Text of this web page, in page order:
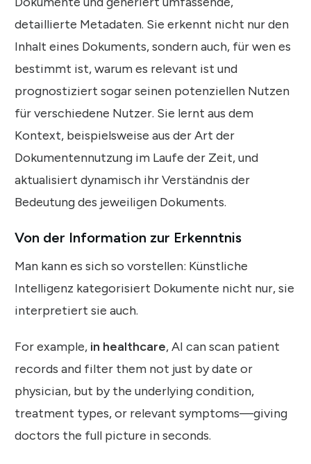
detaillierte Metadaten. Sie erkennt nicht nur den
Inhalt eines Dokuments, sondern auch, für wen es
bestimmt ist, warum es relevant ist und
prognostiziert sogar seinen potenziellen Nutzen
für verschiedene Nutzer. Sie lernt aus dem
Kontext, beispielsweise aus der Art der
Dokumentennutzung im Laufe der Zeit, und
aktualisiert dynamisch ihr Verständnis der
Bedeutung des jeweiligen Dokuments.
Von der Information zur Erkenntnis
Man kann es sich so vorstellen: Künstliche
Intelligenz kategorisiert Dokumente nicht nur, sie
interpretiert sie auch.
For example, in healthcare, AI can scan patient
records and filter them not just by date or
physician, but by the underlying condition,
treatment types, or relevant symptoms—giving
doctors the full picture in seconds.